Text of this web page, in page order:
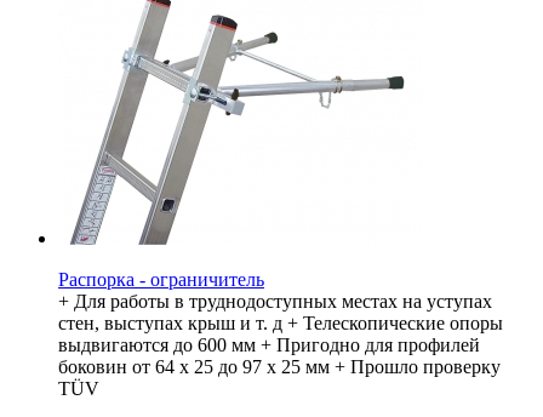
Распорка - ограничитель
+ Для работы в труднодоступных местах на уступах
стен, выступах крыш и т. д + Телескопические опоры
выдвигаются до 600 мм + Пригодно для профилей
боковин от 64 x 25 до 97 x 25 мм + Прошло проверку
TÜV